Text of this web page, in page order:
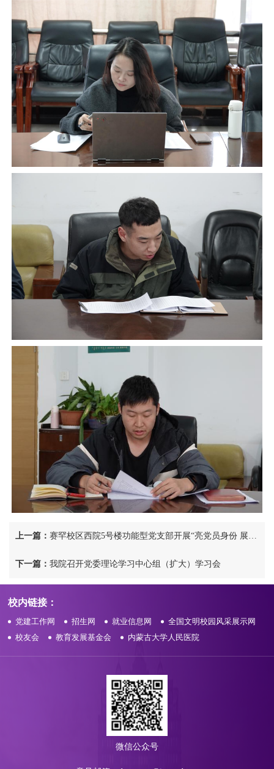
上一篇： 赛罕校区西院5号楼功能型党支部开展“亮党员身份 展先锋形象”党员宿舍挂牌活动
下一篇： 我院召开党委理论学习中心组（扩大）学习会
校内链接：
党建工作网 招生网 就业信息网
全国文明校园风采展示网
校友会
教育发展基金会 内蒙古大学人民医院
微信公众号